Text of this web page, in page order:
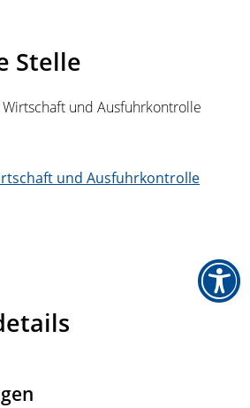
Stelle
und Ausfuhrkontrolle
und Ausfuhrkontrolle